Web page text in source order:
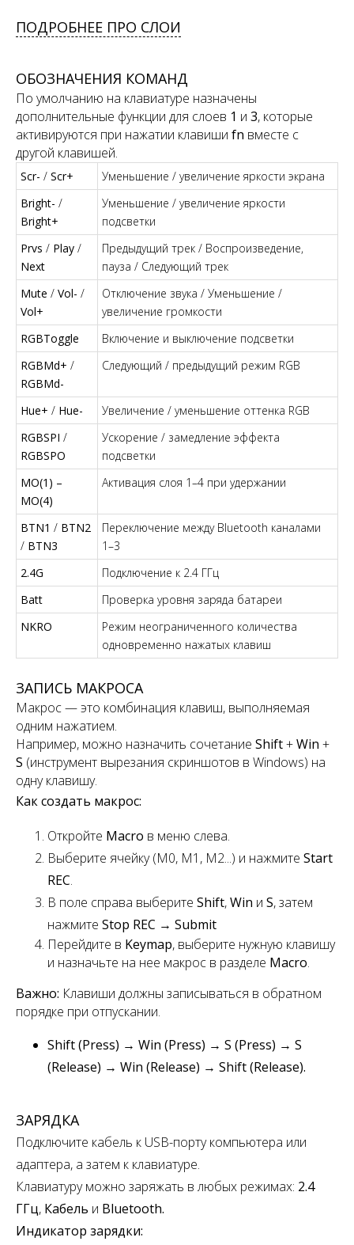
ПОДРОБНЕЕ ПРО СЛОИ
ОБОЗНАЧЕНИЯ КОМАНД
По умолчанию на клавиатуре назначены
дополнительные функции для слоев 1 и 3, которые
активируются при нажатии клавиши fn вместе с
другой клавишей.
Scr- / Scr+
Уменьшение / увеличение яркости экрана
Bright- /
Bright+
Уменьшение / увеличение яркости
подсветки
Prvs / Play /
Next
Предыдущий трек / Воспроизведение,
пауза / Следующий трек
Mute / Vol- /
Vol+
Отключение звука / Уменьшение /
увеличение громкости
RGBToggle
Включение и выключение подсветки
RGBMd+ /
RGBMd-
Следующий / предыдущий режим RGB
Hue+ / Hue-
Увеличение / уменьшение оттенка RGB
RGBSPI /
RGBSPO
Ускорение / замедление эффекта
подсветки
MO(1) –
MO(4)
Активация слоя 1–4 при удержании
BTN1 / BTN2
/ BTN3
Переключение между Bluetooth каналами
1–3
2.4G
Подключение к 2.4 ГГц
Batt
Проверка уровня заряда батареи
NKRO
Режим неограниченного количества
одновременно нажатых клавиш
ЗАПИСЬ МАКРОСА
Макрос — это комбинация клавиш, выполняемая
одним нажатием.
Например, можно назначить сочетание Shift+Win +
S (инструмент вырезания скриншотов в Windows) на
одну клавишу.
Как создать макрос:
Откройте Macro в меню слева.
Выберите ячейку (M0, M1, M2...) и нажмите Start
REC.
В поле справа выберите Shift,Win и S, затем
нажмите Stop REC → Submit
Перейдите в Keymap, выберите нужную клавишу
и назначьте на нее макрос в разделе Macro.
Важно: Клавиши должны записываться в обратном
порядке при отпускании.
Shift (Press) → Win (Press) → S (Press) → S
(Release) → Win (Release) → Shift (Release).
ЗАРЯДКА
Подключите кабель к USB-порту компьютера или
адаптера, а затем к клавиатуре.
Клавиатуру можно заряжать в любых режимах: 2.4
ГГц, Кабель и Bluetooth.
Индикатор зарядки: